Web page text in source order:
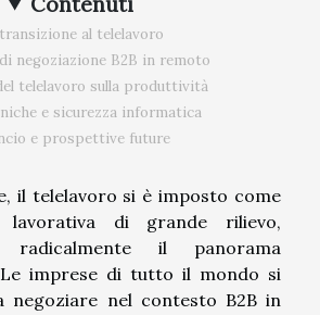
al telelavoro
negoziazione B2B in remoto
telelavoro sulla produttività
e sicurezza informatica
e prospettive future
il telelavoro si è imposto come
lavorativa di grande rilievo,
radicalmente il panorama
Le imprese di tutto il mondo si
negoziare nel contesto B2B in